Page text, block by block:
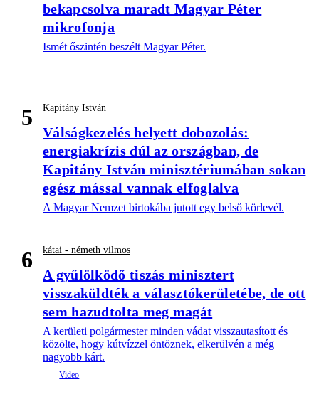
bekapcsolva maradt Magyar Péter
mikrofonja
Ismét őszintén beszélt Magyar Péter.
5 Kapitány István
Válságkezelés helyett dobozolás:
energiakrízis dúl az országban, de
Kapitány István minisztériumában sokan
egész mással vannak elfoglalva
A Magyar Nemzet birtokába jutott egy belső körlevél.
6 kátai - németh vilmos
A gyűlölködő tiszás minisztert
visszaküldték a választókerületébe, de ott
sem hazudtolta meg magát
A kerületi polgármester minden vádat visszautasított és
közölte, hogy kútvízzel öntöznek, elkerülvén a még
nagyobb kárt.